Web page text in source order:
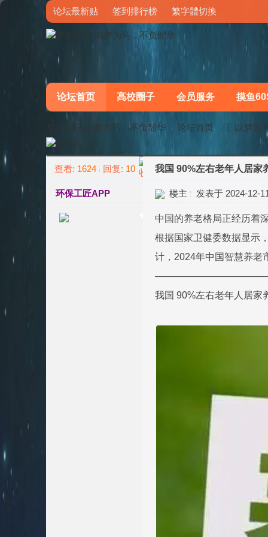
论坛最新贴 签到排行榜 繁字體切換
论坛首页 高校圈子 会员服务 摸鱼
梦马论坛-以梦为马，不负韶华 论坛首页 〖以梦为
查看: 1624 回复: 10 我国 90%左右老年人居家
环保工匠APP 楼主 发表于 2024-12-
中国的养老格局正经历着
根据国家卫健委数据显示
计，2024年中国智慧养老
我国 90%左右老年人居家